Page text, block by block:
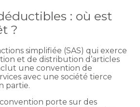
: où est
?
simplifiée (SAS) qui exerce
et de distribution d’articles
une convention de
avec une société tierce
partie.
porte sur des